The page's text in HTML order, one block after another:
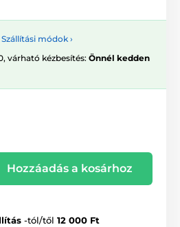
Szállítási módok ›
várható kézbesítés: Önnél kedden
Hozzáadás a kosárhoz
-tól/től 12 000 Ft